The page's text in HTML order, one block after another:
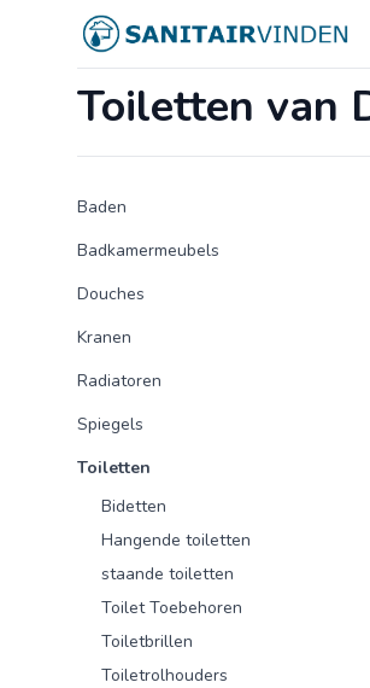
Logo sanitairvinden.nl
Toiletten van
Producten
Product categorieën
Baden
Badkamermeubels
Douches
Kranen
Radiatoren
Spiegels
Toiletten
Bidetten
Hangende toiletten
staande toiletten
Toilet Toebehoren
Toiletbrillen
Toiletrolhouders